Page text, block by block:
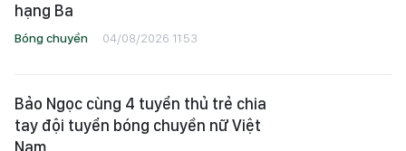
hạng Ba
Bóng chuyền 04/08/2026 11:53
Bảo Ngọc cùng 4 tuyển thủ trẻ chia
tay đội tuyển bóng chuyền nữ Việt
Nam